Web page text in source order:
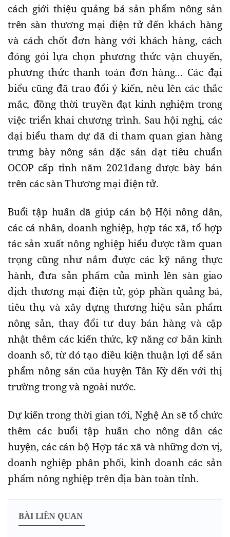
cách giới thiệu quảng bá sản phẩm nông sản
trên sàn thương mại điện tử đến khách hàng
và cách chốt đơn hàng với khách hàng, cách
đóng gói lựa chọn phương thức vận chuyển,
phương thức thanh toán đơn hàng… Các đại
biểu cũng đã trao đổi ý kiến, nêu lên các thắc
mắc, đồng thời truyền đạt kinh nghiệm trong
việc triển khai chương trình. Sau hội nghị, các
đại biểu tham dự đã đi tham quan gian hàng
trưng bày nông sản đặc sản đạt tiêu chuẩn
OCOP cấp tỉnh năm 2021đang được bày bán
trên các sàn Thương mại điện tử.
Buổi tập huấn đã giúp cán bộ Hội nông dân,
các cá nhân, doanh nghiệp, hợp tác xã, tổ hợp
tác sản xuất nông nghiệp hiểu được tầm quan
trọng cũng như nắm được các kỹ năng thực
hành, đưa sản phẩm của mình lên sàn giao
dịch thương mại điện tử, góp phần quảng bá,
tiêu thụ và xây dựng thương hiệu sản phẩm
nông sản, thay đổi tư duy bán hàng và cập
nhật thêm các kiến thức, kỹ năng cơ bản kinh
doanh số, từ đó tạo điều kiện thuận lợi để sản
phẩm nông sản của huyện Tân Kỳ đến với thị
trường trong và ngoài nước.
Dự kiến trong thời gian tới, Nghệ An sẽ tổ chức
thêm các buổi tập huấn cho nông dân các
huyện, các cán bộ Hợp tác xã và những đơn vị,
doanh nghiệp phân phối, kinh doanh các sản
phẩm nông nghiệp trên địa bàn toàn tỉnh.
BÀI LIÊN QUAN